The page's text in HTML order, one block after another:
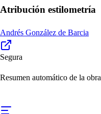
Atribución estilometría
Andrés González de Barcia
Segura
Resumen automático de la obra